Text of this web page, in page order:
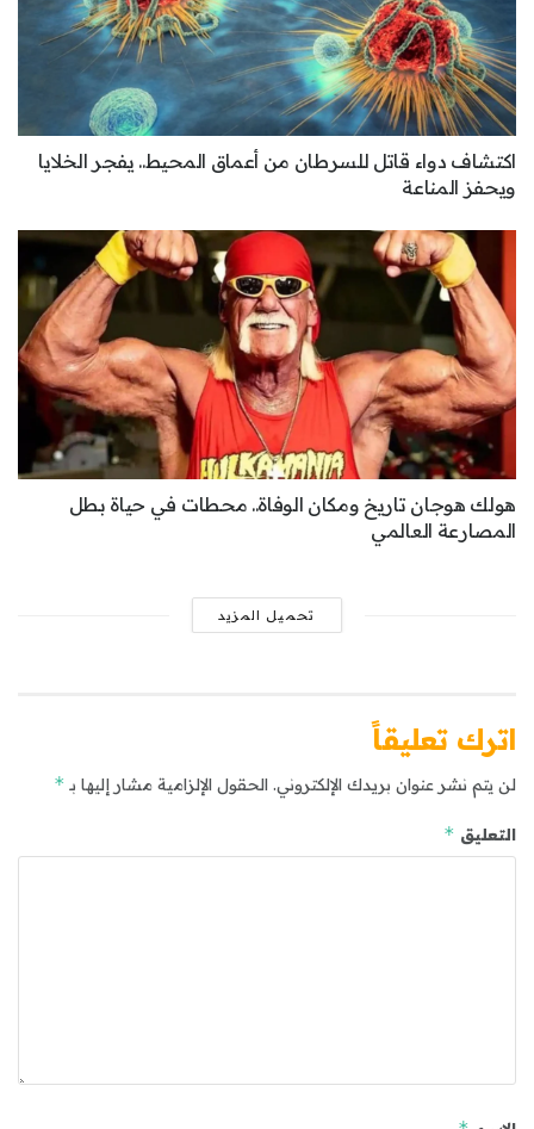
اكتشاف دواء قاتل للسرطان من أعماق المحيط.. يفجر الخلايا
ويحفز المناعة
هولك هوجان تاريخ ومكان الوفاة.. محطات في حياة بطل
المصارعة العالمي
تحميل المزيد
اترك تعليقاً
لن يتم نشر عنوان بريدك الإلكتروني. الحقول الإلزامية مشار إليها بـ *
التعليق *